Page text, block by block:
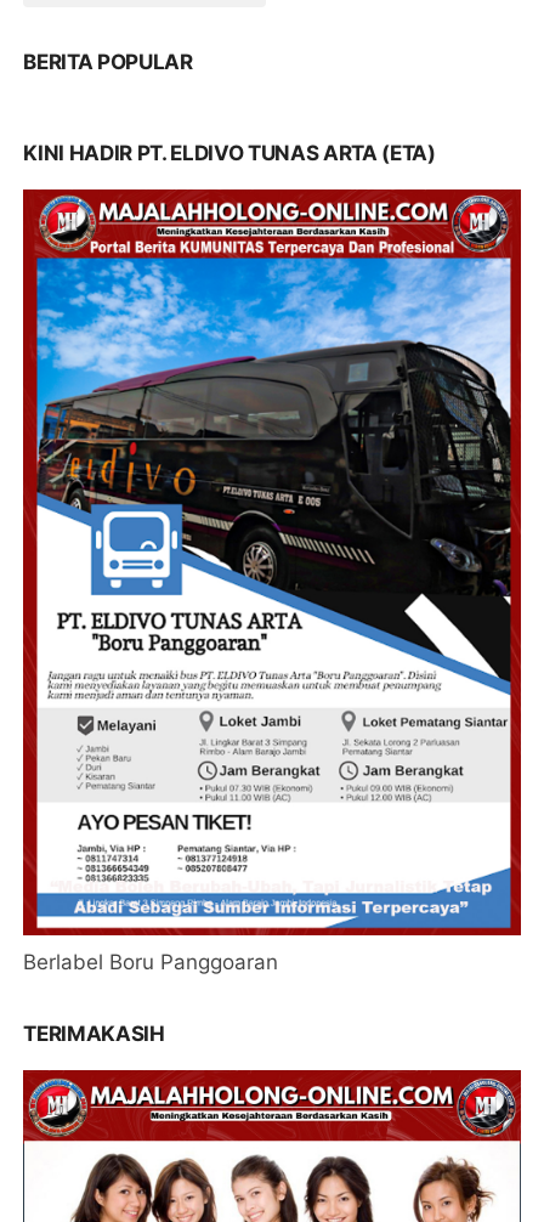
BERITA POPULAR
KINI HADIR PT. ELDIVO TUNAS ARTA (ETA)
Berlabel Boru Panggoaran
TERIMAKASIH